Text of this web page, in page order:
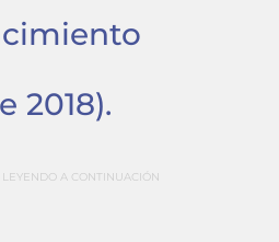
2018).
A CONTINUACIÓN